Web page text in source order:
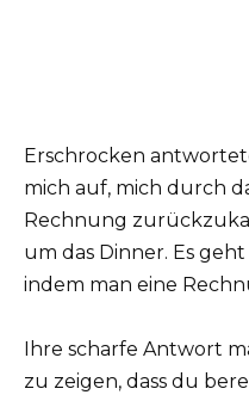
Erschrocken
mich auf, mich durch
Rechnung
um das Dinner. Es
indem man eine
Ihre scharfe Antwort
zu zeigen, dass du